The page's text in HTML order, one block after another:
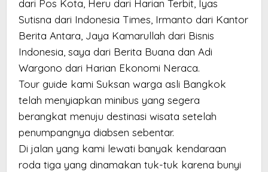
dari Pos Kota, Heru dari Harian Terbit, Iyas
Sutisna dari Indonesia Times, Irmanto dari Kantor
Berita Antara, Jaya Kamarullah dari Bisnis
Indonesia, saya dari Berita Buana dan Adi
Wargono dari Harian Ekonomi Neraca.
Tour guide kami Suksan warga asli Bangkok
telah menyiapkan minibus yang segera
berangkat menuju destinasi wisata setelah
penumpangnya diabsen sebentar.
Di jalan yang kami lewati banyak kendaraan
roda tiga yang dinamakan tuk-tuk karena bunyi